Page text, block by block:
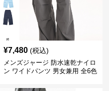
¥7,480 (税込)
メンズジャージ 防水速乾ナイロ
ン ワイドパンツ 男女兼用 全6色